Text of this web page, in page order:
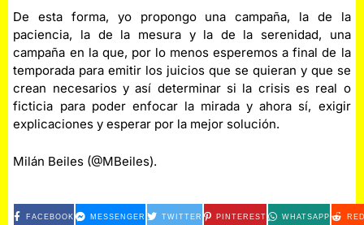
De esta forma, yo propongo una campaña, la de la
paciencia, la de la mesura y la de la serenidad, una
campaña en la que, por lo menos esperemos a final de la
temporada para emitir los juicios que se quieran y que se
crean necesarios y así determinar si la crisis es real o
ficticia para poder enfocar la mirada y ahora sí, exigir
explicaciones y esperar por la mejor solución.
Milán Beiles (@MBeiles).
FACEBOOK MESSENGER TWITTER PINTEREST WHATSAPP